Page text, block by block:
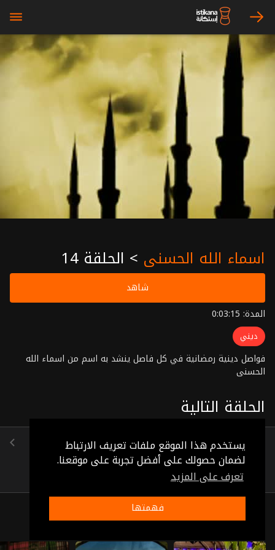
يستخدم هذا الموقع ملفات تعريف الارتباط
لضمان حصولك على أفضل تجربة على موقعنا.
تعرف على المزيد
فهمتها
arrow_right
bars
اسماء الله الحسنى > الحلقة 14
شاهد
المدة: 0:03:15
ديني
فواصل دينية رمضانية في كل فاصل ينشد به اسم من اسماء الله
الحسنى
الحلقة التالية
الحلقة 15
(0:01:11)
ذات صلة